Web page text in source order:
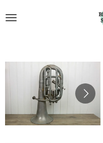
direct